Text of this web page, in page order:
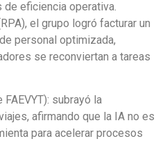
eficiencia operativa.
el grupo logró facturar un
personal optimizada,
se reconviertan a tareas
subrayó la
afirmando que la IA no es
para acelerar procesos